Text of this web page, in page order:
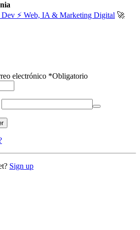
⚡️ Web, IA & Marketing Digital 🚀
electrónico *Obligatorio
Sign up